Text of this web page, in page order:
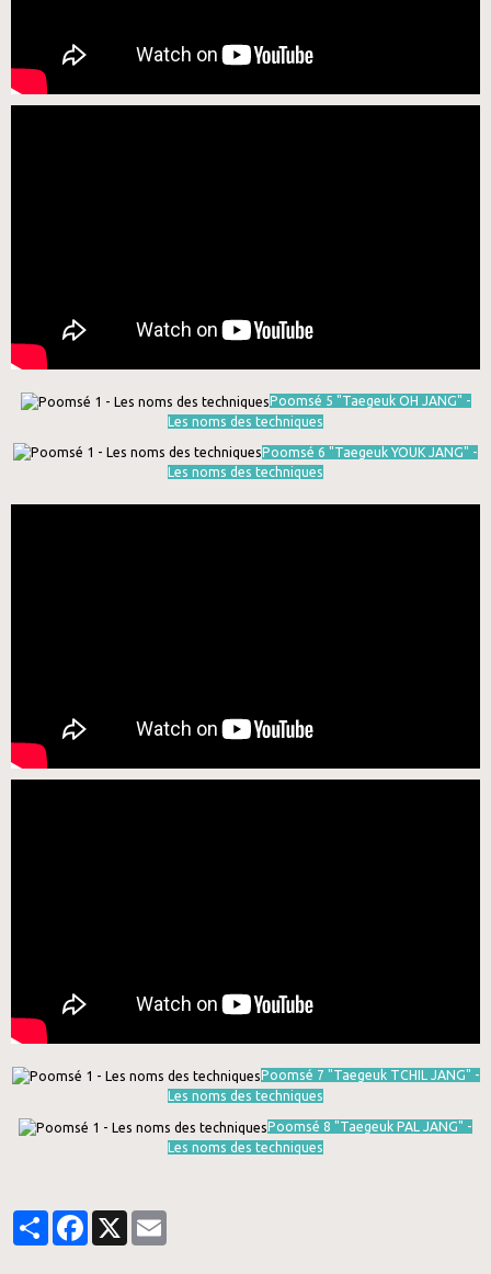
Poomsé 5 "Taegeuk OH JANG" -
Les noms des techniques
Poomsé 6 "Taegeuk YOUK JANG" -
Les noms des techniques
Poomsé 7 "Taegeuk TCHIL JANG" -
Les noms des techniques
Poomsé 8 "Taegeuk PAL JANG" -
Les noms des techniques
PartagerFacebook
X